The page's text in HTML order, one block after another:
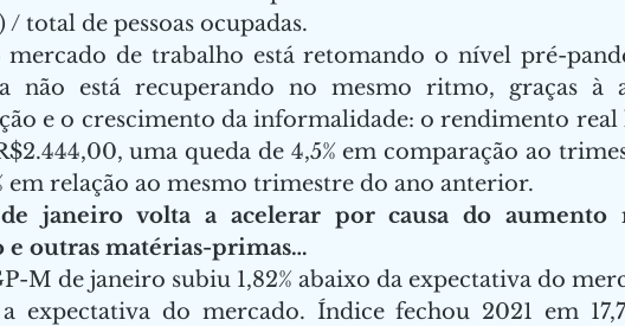
/ total de pessoas ocupadas.
mercado de trabalho está retomando o nível pré-
não está recuperando no mesmo ritmo, graças à
e o crescimento da informalidade: o rendimento
uma queda de 4,5% em comparação ao
em relação ao mesmo trimestre do ano anterior.
janeiro volta a acelerar por causa do aumento
e outras matérias-primas…
M de janeiro subiu 1,82% abaixo da expectativa do
expectativa do mercado. Índice fechou 2021 em